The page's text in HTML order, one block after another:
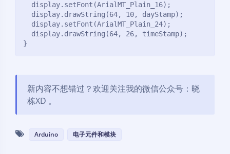
  display.setFont(ArialMT_Plain_16);
  display.drawString(64, 10, dayStamp);
  display.setFont(ArialMT_Plain_24);
  display.drawString(64, 26, timeStamp);
新内容不想错过？欢迎关注我的微信公众号：晓
栋XD 。
Arduino 电子元件和模块